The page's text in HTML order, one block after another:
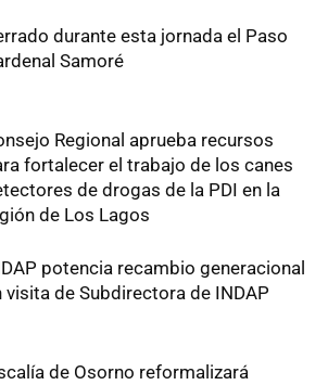
durante esta jornada el Paso
Samoré
Regional aprueba recursos
fortalecer el trabajo de los canes
de drogas de la PDI en la
de Los Lagos
potencia recambio generacional
visita de Subdirectora de INDAP
de Osorno reformalizará